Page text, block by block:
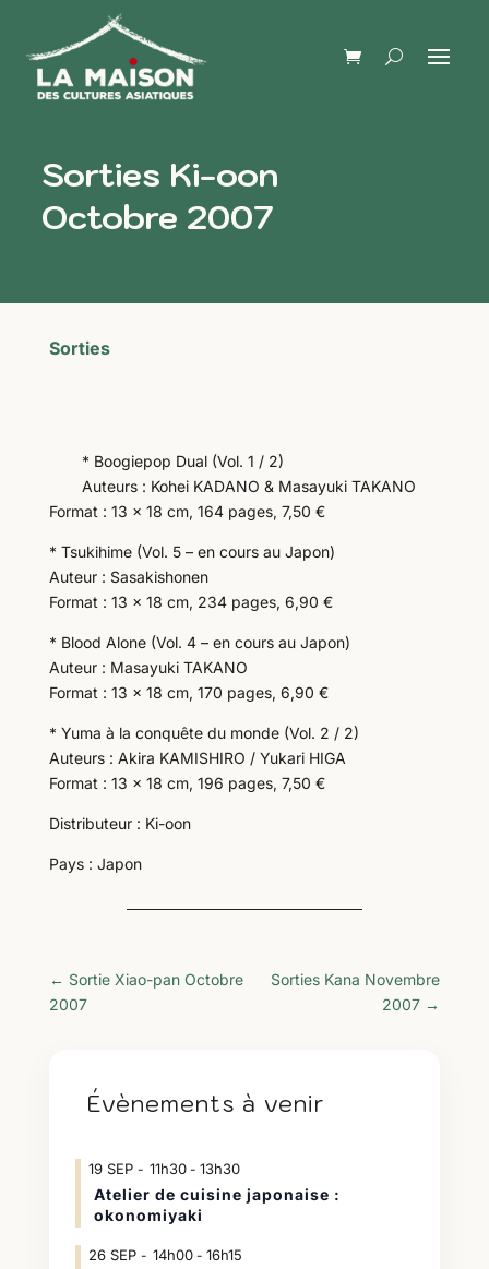
Sorties Ki-oon
Octobre 2007
Sorties
* Boogiepop Dual (Vol. 1 / 2)
Auteurs : Kohei KADANO & Masayuki TAKANO
Format : 13 x 18 cm, 164 pages, 7,50 €
* Tsukihime (Vol. 5 – en cours au Japon)
Auteur : Sasakishonen
Format : 13 x 18 cm, 234 pages, 6,90 €
* Blood Alone (Vol. 4 – en cours au Japon)
Auteur : Masayuki TAKANO
Format : 13 x 18 cm, 170 pages, 6,90 €
* Yuma à la conquête du monde (Vol. 2 / 2)
Auteurs : Akira KAMISHIRO / Yukari HIGA
Format : 13 x 18 cm, 196 pages, 7,50 €
Distributeur : Ki-oon
Pays : Japon
← Sortie Xiao-pan Octobre
2007
Sorties Kana Novembre
2007 →
Évènements à venir
19 SEP 11h30- 13h30
Atelier de cuisine japonaise :
okonomiyaki
26 SEP 14h00- 16h15